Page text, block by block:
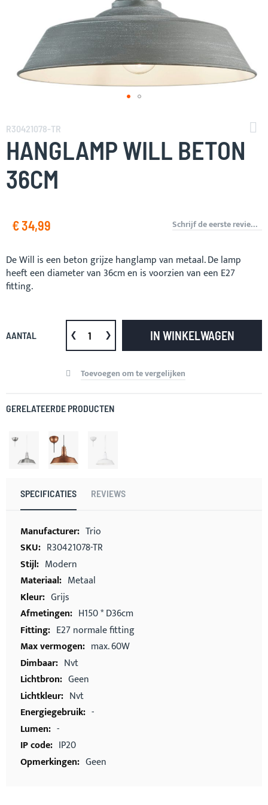
naar
het
begin
van
de
afbeeldingen-
R30421078-TR
HANGLAMP WILL BETON
36CM
€ 34,99 Schrijf de eerste review over dit product
De Will is een beton grijze hanglamp van metaal. De lamp
heeft een diameter van 36cm en is voorzien van een E27
fitting.
AANTAL IN WINKELWAGEN
Toevoegen om te vergelijken
GERELATEERDE PRODUCTEN
SPECIFICATIES REVIEWS
Meer
informatie
Trio
R30421078-TR
Modern
Metaal
Grijs
H150 * D36cm
E27 normale fitting
max. 60W
Nvt
Geen
Nvt
-
-
IP20
Geen